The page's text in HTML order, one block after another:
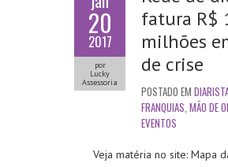
20
2017
por
Lucky
Assessoria
fatura R$
milhões
de crise
POSTADO EM
FRANQUIAS, MÃO DE
EVENTOS
Veja matéria no site: Mapa